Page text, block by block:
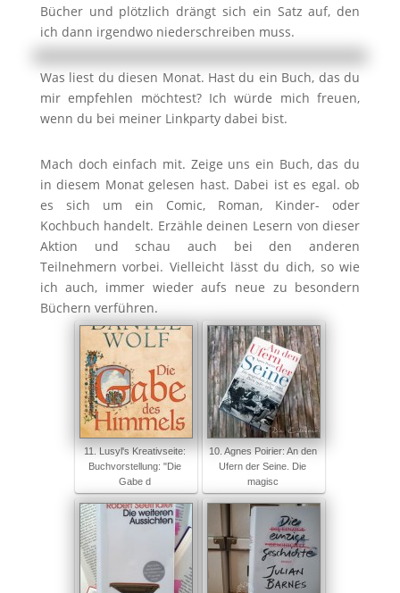
Bücher und plötzlich drängt sich ein Satz auf, den
ich dann irgendwo niederschreiben muss.
Was liest du diesen Monat. Hast du ein Buch, das du
mir empfehlen möchtest? Ich würde mich freuen,
wenn du bei meiner Linkparty dabei bist.
Mach doch einfach mit. Zeige uns ein Buch, das du
in diesem Monat gelesen hast. Dabei ist es egal. ob
es sich um ein Comic, Roman, Kinder- oder
Kochbuch handelt. Erzähle deinen Lesern von dieser
Aktion und schau auch bei den anderen
Teilnehmern vorbei. Vielleicht lässt du dich, so wie
ich auch, immer wieder aufs neue zu besondern
Büchern verführen.
11. Lusyl's Kreativseite:
Buchvorstellung: "Die
Gabe d
10. Agnes Poirier: An den
Ufern der Seine. Die
magisc